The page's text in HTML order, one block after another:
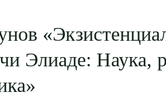
Элиаде: Наука,